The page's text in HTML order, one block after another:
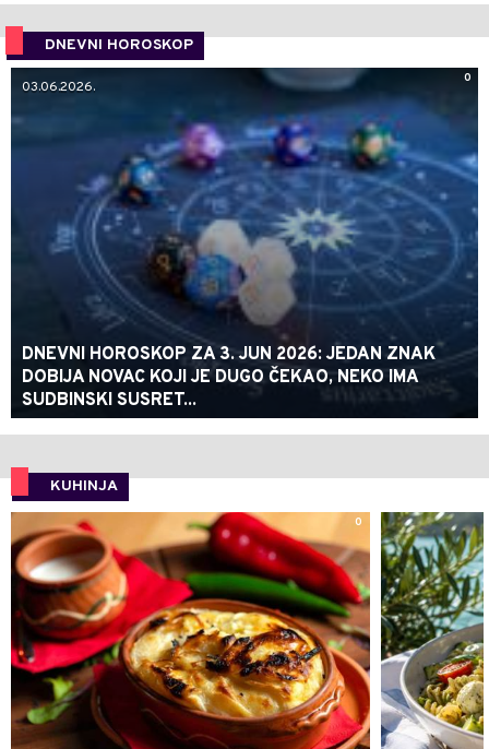
DNEVNI HOROSKOP
0
03.06.2026.
DNEVNI HOROSKOP ZA 3. JUN 2026: JEDAN ZNAK
DOBIJA NOVAC KOJI JE DUGO ČEKAO, NEKO IMA
SUDBINSKI SUSRET...
KUHINJA
0